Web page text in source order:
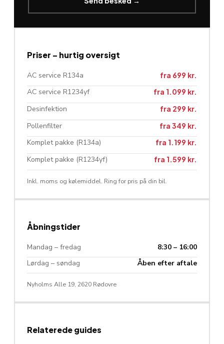
Priser – hurtig oversigt
AC service R134a fra 699 kr.
AC service R1234yf fra 1.099 kr.
Desinfektion fra 299 kr.
Pollenfilter fra 349 kr.
Komplet pakke (R134a) fra 1.199 kr.
Komplet pakke (R1234yf) fra 1.599 kr.
Inkl. moms og kølemiddel. Ring for pris på din bil.
Åbningstider
Mandag – fredag
8:30 – 16:00
Lørdag – søndag
Åben efter aftale
Nyholms Alle 19, 2620 Rødovre
Relaterede guides